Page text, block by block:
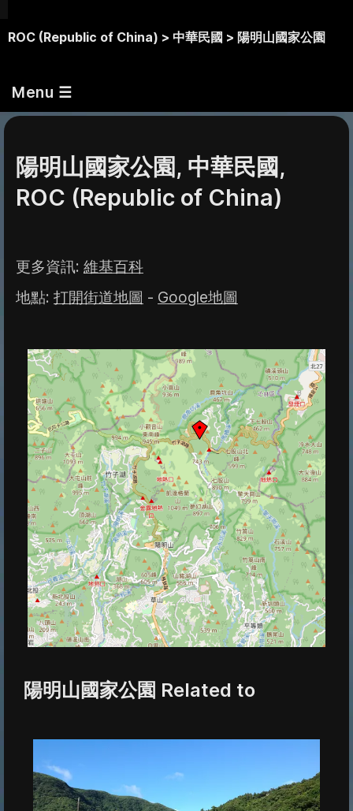
ROC (Republic of China) > 中華民國 > 陽明山國家公園
Menu ☰
陽明山國家公園, 中華民國,
ROC (Republic of China)
更多資訊: 維基百科
地點: 打開街道地圖 - Google地圖
陽明山國家公園 Related to